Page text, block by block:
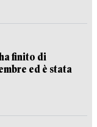
finito di
ed è stata